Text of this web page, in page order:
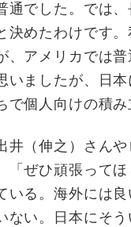
通でした。では
決めたわけです
、アメリカでは
いましたが、日
で個人向けの積
（伸之）さん
「ぜひ頑張って
いる。海外には
ない。日本にそ